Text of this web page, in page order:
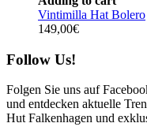
Vintimilla Hat Bolero
149,00€
Follow Us!
Folgen Sie uns auf
und entdecken aktuelle
Hut Falkenhagen und